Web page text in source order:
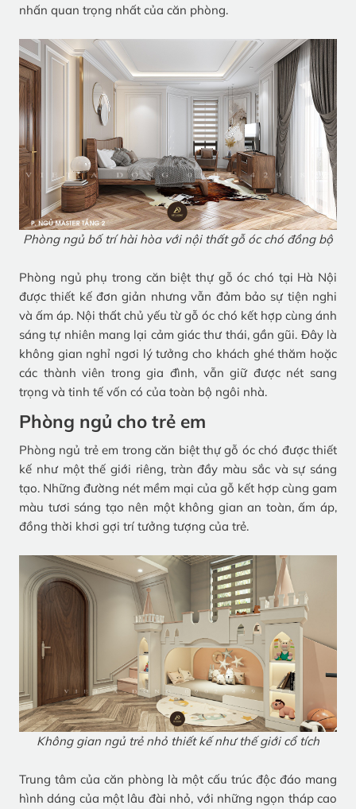
nhấn quan trọng nhất của căn phòng.
Phòng ngủ bố trí hài hòa với nội thất gỗ óc chó đồng bộ
Phòng ngủ phụ trong căn biệt thự gỗ óc chó tại Hà Nội
được thiết kế đơn giản nhưng vẫn đảm bảo sự tiện nghi
và ấm áp. Nội thất chủ yếu từ gỗ óc chó kết hợp cùng ánh
sáng tự nhiên mang lại cảm giác thư thái, gần gũi. Đây là
không gian nghỉ ngơi lý tưởng cho khách ghé thăm hoặc
các thành viên trong gia đình, vẫn giữ được nét sang
trọng và tinh tế vốn có của toàn bộ ngôi nhà.
Phòng ngủ cho trẻ em
Phòng ngủ trẻ em trong căn biệt thự gỗ óc chó được thiết
kế như một thế giới riêng, tràn đầy màu sắc và sự sáng
tạo. Những đường nét mềm mại của gỗ kết hợp cùng gam
màu tươi sáng tạo nên một không gian an toàn, ấm áp,
đồng thời khơi gợi trí tưởng tượng của trẻ.
Không gian ngủ trẻ nhỏ thiết kế như thế giới cổ tích
Trung tâm của căn phòng là một cấu trúc độc đáo mang
hình dáng của một lâu đài nhỏ, với những ngọn tháp cao